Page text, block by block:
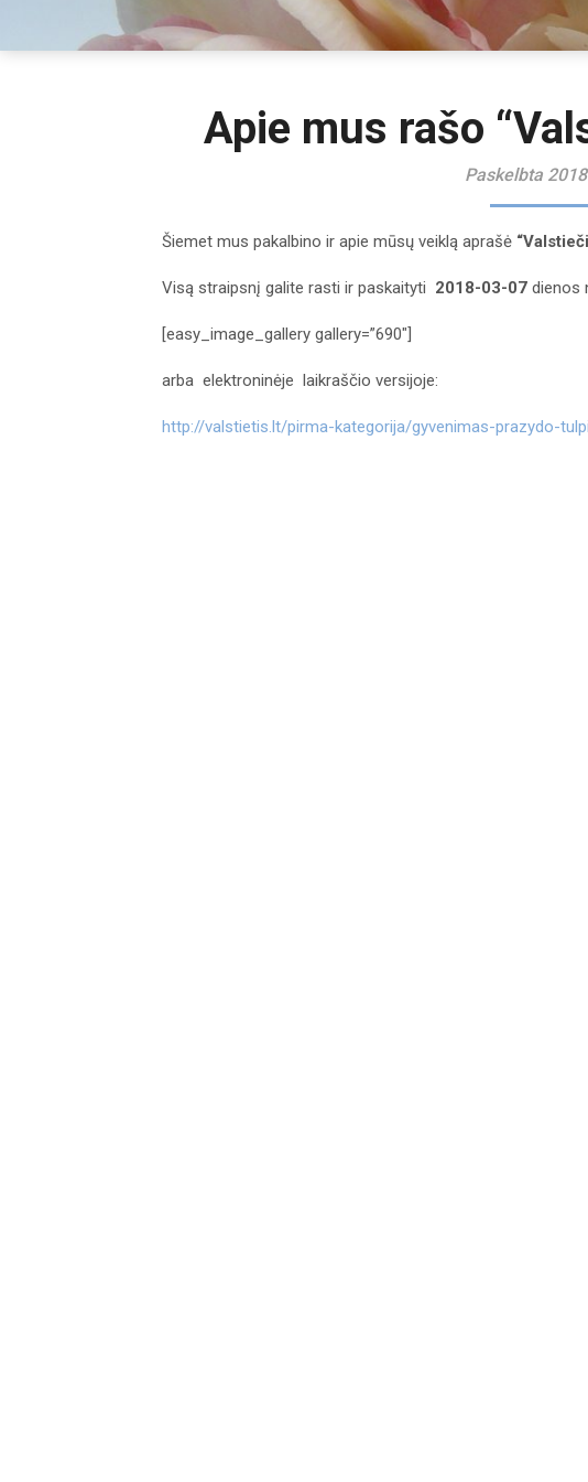
Apie mus rašo
Paskelbta
Šiemet mus pakalbino ir apie mūsų veiklą aprašė
Visą straipsnį galite rasti ir paskaityti 2018-03-07 dienos
[easy_image_gallery gallery=”690″]
arba elektroninėje laikraščio versijoje:
http://valstietis.lt/pirma-kategorija/gyvenimas-prazydo-